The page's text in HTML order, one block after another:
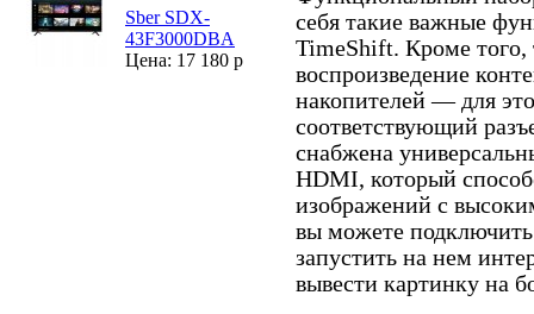
Sber SDX-
43F3000DBA
Цена: 17 180 р
себя такие важные
TimeShift. Кроме того,
воспроизведение
накопителей — для
соответствующий
снабжена
HDMI, который
изображений с
вы можете подключить
запустить на нем
вывести картинку на